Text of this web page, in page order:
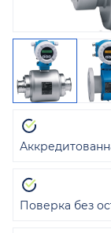
Поверка без